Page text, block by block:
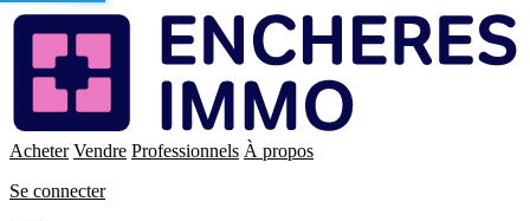
Enchères
Immo
Acheter Vendre Professionnels À propos
Se connecter